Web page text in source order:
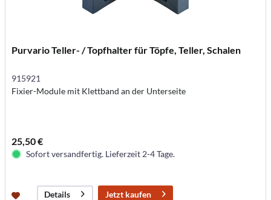
Purvario Teller- / Topfhalter für Töpfe, Teller, Schalen
915921
Fixier-Module mit Klettband an der Unterseite
25,50 €
Sofort versandfertig. Lieferzeit 2-4 Tage.
Details Jetzt kaufen